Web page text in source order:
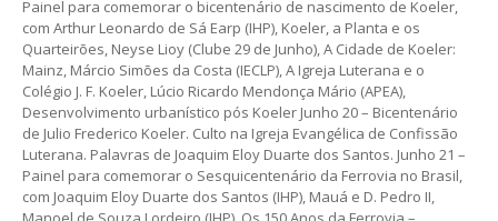
Painel para comemorar o bicentenário de nascimento de Koeler,
com Arthur Leonardo de Sá Earp (IHP), Koeler, a Planta e os
Quarteirões, Neyse Lioy (Clube 29 de Junho), A Cidade de Koeler:
Mainz, Márcio Simões da Costa (IECLP), A Igreja Luterana e o
Colégio J. F. Koeler, Lúcio Ricardo Mendonça Mário (APEA),
Desenvolvimento urbanístico pós Koeler Junho 20 – Bicentenário
de Julio Frederico Koeler. Culto na Igreja Evangélica de Confissão
Luterana. Palavras de Joaquim Eloy Duarte dos Santos. Junho 21 –
Painel para comemorar o Sesquicentenário da Ferrovia no Brasil,
com Joaquim Eloy Duarte dos Santos (IHP), Mauá e D. Pedro II,